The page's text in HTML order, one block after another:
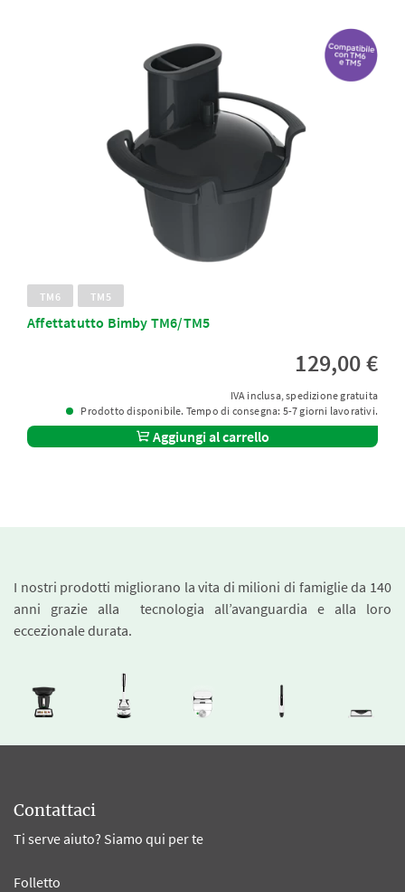
TM6 TM5
Affettatutto Bimby TM6/TM5
129,00 €
IVA inclusa, spedizione gratuita
Prodotto disponibile. Tempo di consegna: 5-7 giorni lavorativi.
Aggiungi al carrello
I nostri prodotti migliorano la vita di milioni di famiglie da 140
anni grazie alla tecnologia all’avanguardia e alla loro
eccezionale durata.
Contattaci
Ti serve aiuto? Siamo qui per te
Folletto